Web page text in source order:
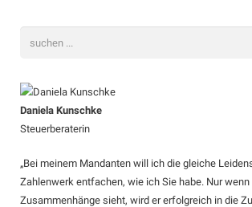
Daniela Kunschke
Steuerberaterin
„Bei meinem Mandanten will ich die gleiche
Zahlenwerk entfachen, wie ich Sie habe. Nur
Zusammenhänge sieht, wird er erfolgreich in die